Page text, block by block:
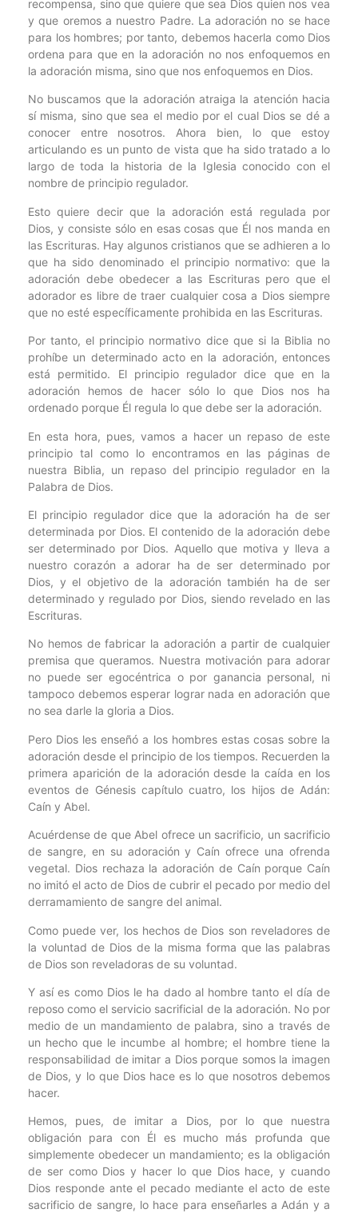
recompensa, sino que quiere que sea Dios quien nos vea
y que oremos a nuestro Padre. La adoración no se hace
para los hombres; por tanto, debemos hacerla como Dios
ordena para que en la adoración no nos enfoquemos en
la adoración misma, sino que nos enfoquemos en Dios.
No buscamos que la adoración atraiga la atención hacia
sí misma, sino que sea el medio por el cual Dios se dé a
conocer entre nosotros. Ahora bien, lo que estoy
articulando es un punto de vista que ha sido tratado a lo
largo de toda la historia de la Iglesia conocido con el
nombre de principio regulador.
Esto quiere decir que la adoración está regulada por
Dios, y consiste sólo en esas cosas que Él nos manda en
las Escrituras. Hay algunos cristianos que se adhieren a lo
que ha sido denominado el principio normativo: que la
adoración debe obedecer a las Escrituras pero que el
adorador es libre de traer cualquier cosa a Dios siempre
que no esté específicamente prohibida en las Escrituras.
Por tanto, el principio normativo dice que si la Biblia no
prohíbe un determinado acto en la adoración, entonces
está permitido. El principio regulador dice que en la
adoración hemos de hacer sólo lo que Dios nos ha
ordenado porque Él regula lo que debe ser la adoración.
En esta hora, pues, vamos a hacer un repaso de este
principio tal como lo encontramos en las páginas de
nuestra Biblia, un repaso del principio regulador en la
Palabra de Dios.
El principio regulador dice que la adoración ha de ser
determinada por Dios. El contenido de la adoración debe
ser determinado por Dios. Aquello que motiva y lleva a
nuestro corazón a adorar ha de ser determinado por
Dios, y el objetivo de la adoración también ha de ser
determinado y regulado por Dios, siendo revelado en las
Escrituras.
No hemos de fabricar la adoración a partir de cualquier
premisa que queramos. Nuestra motivación para adorar
no puede ser egocéntrica o por ganancia personal, ni
tampoco debemos esperar lograr nada en adoración que
no sea darle la gloria a Dios.
Pero Dios les enseñó a los hombres estas cosas sobre la
adoración desde el principio de los tiempos. Recuerden la
primera aparición de la adoración desde la caída en los
eventos de Génesis capítulo cuatro, los hijos de Adán:
Caín y Abel.
Acuérdense de que Abel ofrece un sacrificio, un sacrificio
de sangre, en su adoración y Caín ofrece una ofrenda
vegetal. Dios rechaza la adoración de Caín porque Caín
no imitó el acto de Dios de cubrir el pecado por medio del
derramamiento de sangre del animal.
Como puede ver, los hechos de Dios son reveladores de
la voluntad de Dios de la misma forma que las palabras
de Dios son reveladoras de su voluntad.
Y así es como Dios le ha dado al hombre tanto el día de
reposo como el servicio sacrificial de la adoración. No por
medio de un mandamiento de palabra, sino a través de
un hecho que le incumbe al hombre; el hombre tiene la
responsabilidad de imitar a Dios porque somos la imagen
de Dios, y lo que Dios hace es lo que nosotros debemos
hacer.
Hemos, pues, de imitar a Dios, por lo que nuestra
obligación para con Él es mucho más profunda que
simplemente obedecer un mandamiento; es la obligación
de ser como Dios y hacer lo que Dios hace, y cuando
Dios responde ante el pecado mediante el acto de este
sacrificio de sangre, lo hace para enseñarles a Adán y a